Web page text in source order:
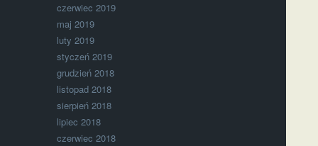
czerwiec 2019
maj 2019
luty 2019
styczeń 2019
grudzień 2018
listopad 2018
sierpień 2018
lipiec 2018
czerwiec 2018